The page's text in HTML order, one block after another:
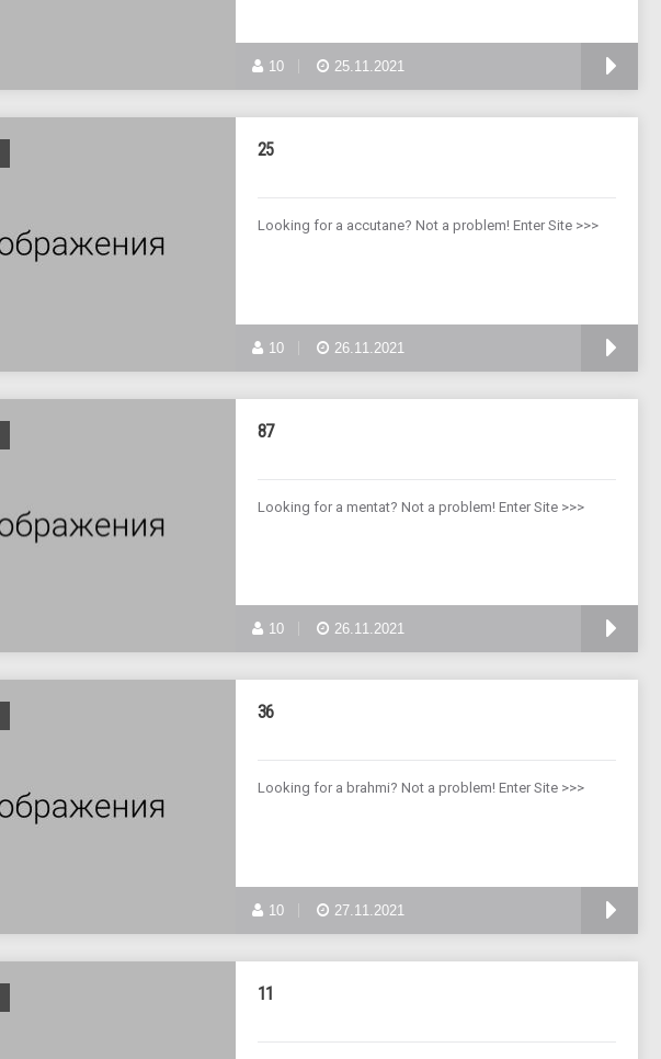
10 25.11.2021
25
Looking for a accutane? Not a problem! Enter Site >>>
10 26.11.2021
87
Looking for a mentat? Not a problem! Enter Site >>>
10 26.11.2021
36
Looking for a brahmi? Not a problem! Enter Site >>>
10 27.11.2021
11